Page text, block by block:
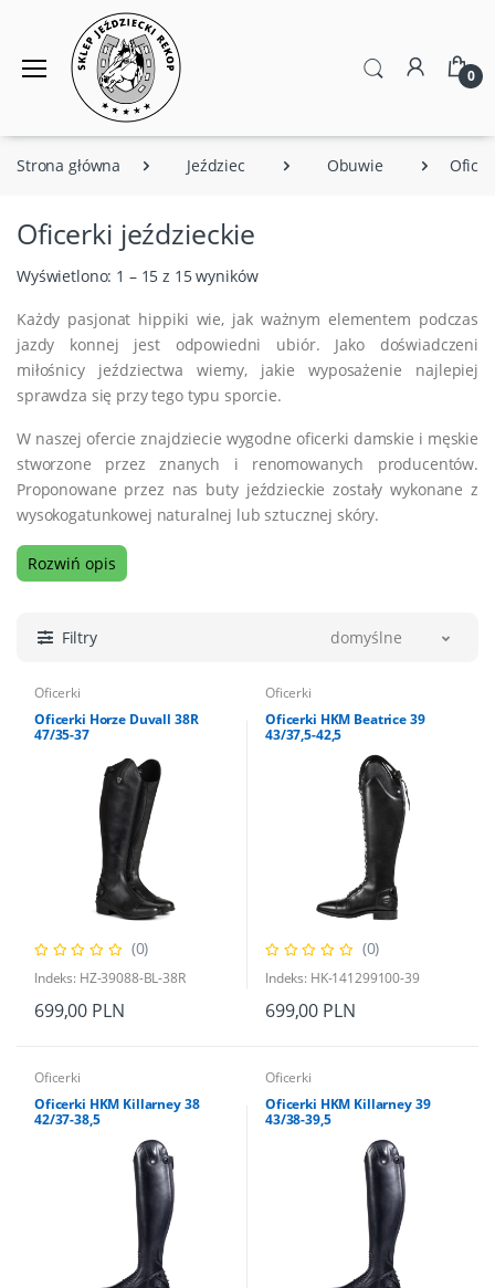
0
Strona główna Jeździec Obuwie
Oficerki jeździeckie
Wyświetlono: 1 – 15 z 15 wyników
Każdy pasjonat hippiki wie, jak ważnym elementem podczas
jazdy konnej jest odpowiedni ubiór. Jako doświadczeni
miłośnicy jeździectwa wiemy, jakie wyposażenie najlepiej
sprawdza się przy tego typu sporcie.
W naszej ofercie znajdziecie wygodne oficerki damskie i męskie
stworzone przez znanych i renomowanych producentów.
Proponowane przez nas buty jeździeckie zostały wykonane z
wysokogatunkowej naturalnej lub sztucznej skóry.
Rozwiń opis
Filtry domyślne
Oficerki
Oficerki Horze Duvall 38R
47/35-37
(0)
Indeks: HZ-39088-BL-38R
699,00 PLN
Oficerki
Oficerki HKM Beatrice 39
43/37,5-42,5
(0)
Indeks: HK-141299100-39
699,00 PLN
Oficerki
Oficerki HKM Killarney 38
42/37-38,5
Oficerki
Oficerki HKM Killarney 39
43/38-39,5